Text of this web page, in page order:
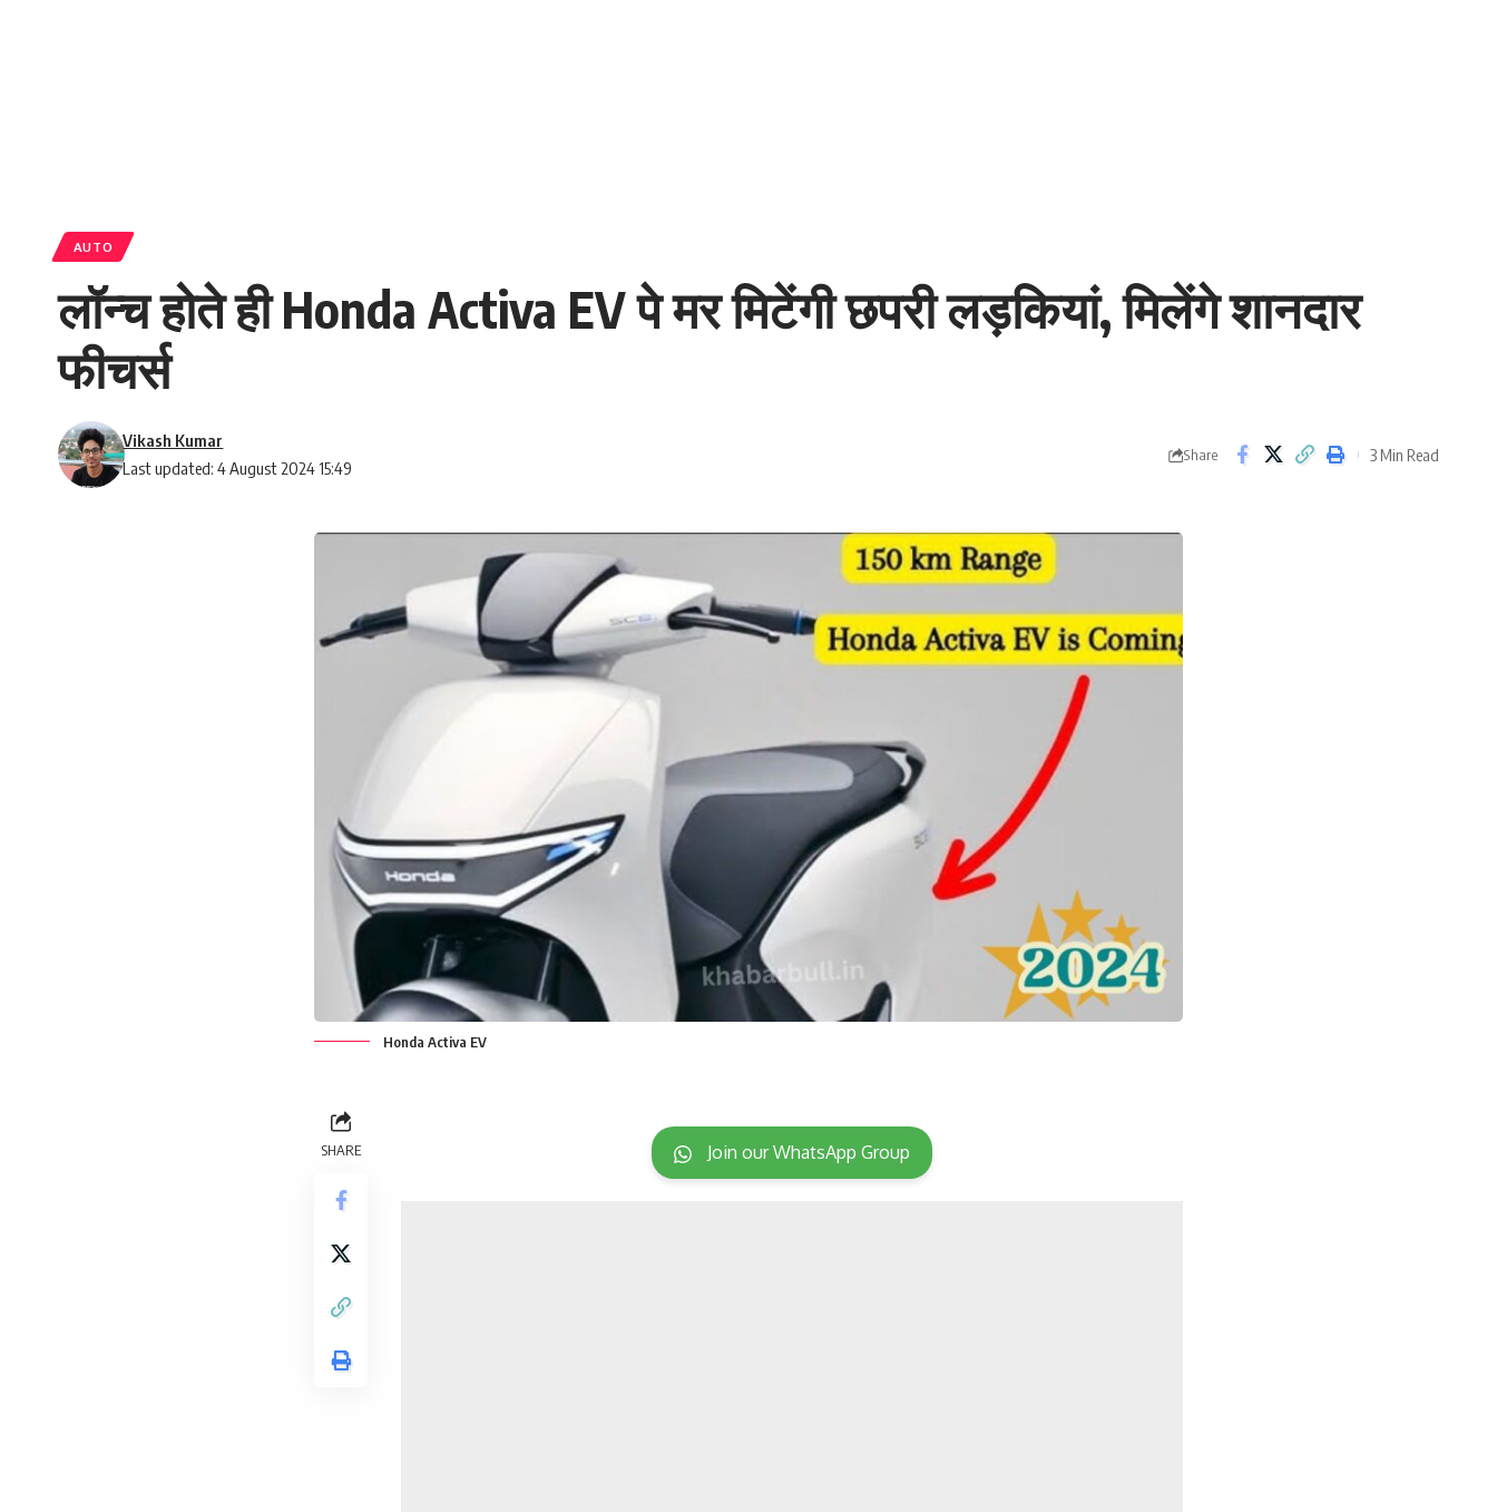
AUTO
लॉन्च होते ही Honda Activa EV पे मर मिटेंगी छपरी लड़कियां, मिलेंगे शानदार
फीचर्स
Last updated: 4 August 2024 15:49
Vikash Kumar
Share 3 Min Read
Honda Activa EV
SHARE Join our WhatsApp Group